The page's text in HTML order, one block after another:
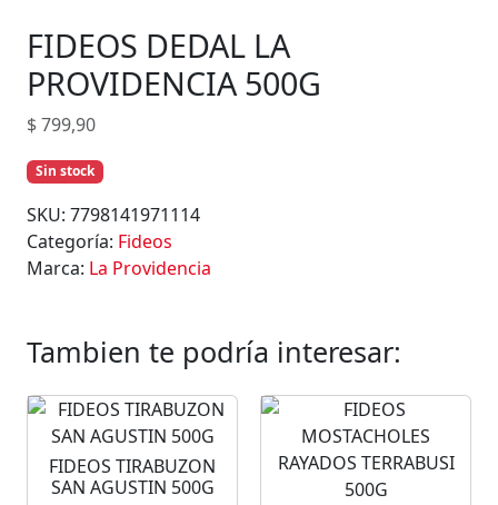
FIDEOS DEDAL LA
PROVIDENCIA 500G
$799,90
Sin stock
SKU: 7798141971114
Categoría: Fideos
Marca: La Providencia
Tambien te podría interesar:
FIDEOS TIRABUZON
SAN AGUSTIN 500G